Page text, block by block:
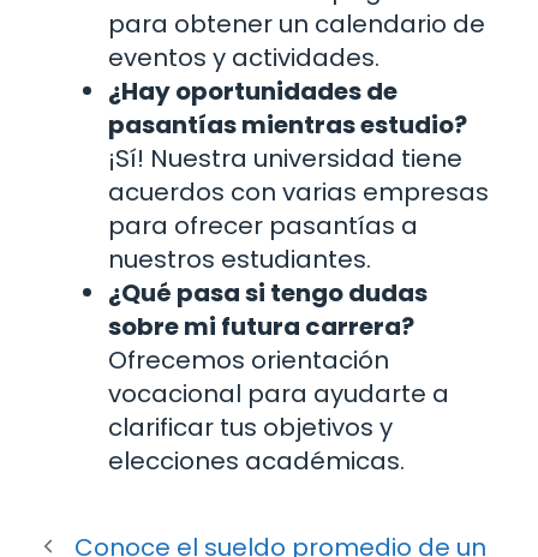
para obtener un calendario de
eventos y actividades.
¿Hay oportunidades de
pasantías mientras estudio?
¡Sí! Nuestra universidad tiene
acuerdos con varias empresas
para ofrecer pasantías a
nuestros estudiantes.
¿Qué pasa si tengo dudas
sobre mi futura carrera?
Ofrecemos orientación
vocacional para ayudarte a
clarificar tus objetivos y
elecciones académicas.
Conoce el sueldo promedio de un